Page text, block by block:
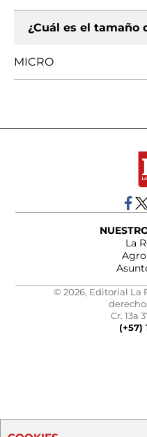
¿Cuál es el tamaño
MICRO
La
© 2026, Editorial La
Cr. 13a
(+57)